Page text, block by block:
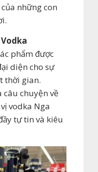
những con
phẩm được
diện cho sự
thời gian.
câu chuyện về
vodka Nga
tự tin và kiêu